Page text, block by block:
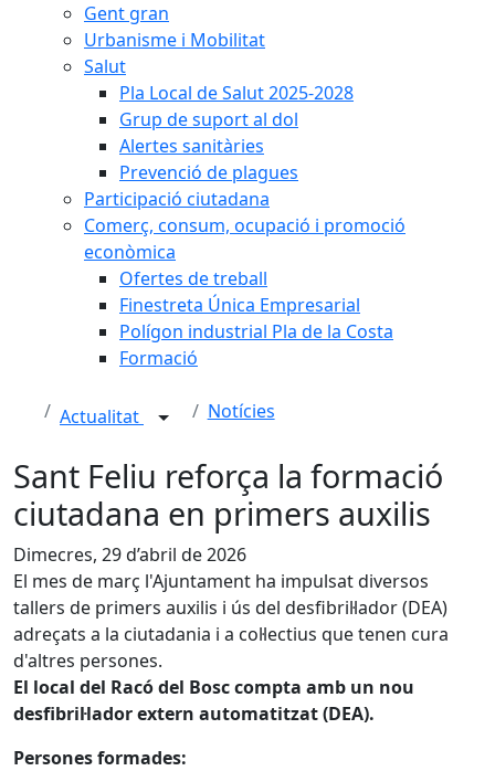
Gent gran
Urbanisme i Mobilitat
Salut
Pla Local de Salut 2025-2028
Grup de suport al dol
Alertes sanitàries
Prevenció de plagues
Participació ciutadana
Comerç, consum, ocupació i promoció
econòmica
Ofertes de treball
Finestreta Única Empresarial
Polígon industrial Pla de la Costa
Formació
Actualitat Notícies
Sant Feliu reforça la formació
ciutadana en primers auxilis
Dimecres, 29 d’abril de 2026
El mes de març l'Ajuntament ha impulsat diversos
tallers de primers auxilis i ús del desfibril·lador (DEA)
adreçats a la ciutadania i a col·lectius que tenen cura
d'altres persones.
El local del Racó del Bosc compta amb un nou
desfibril·lador extern automatitzat (DEA).
Persones formades: